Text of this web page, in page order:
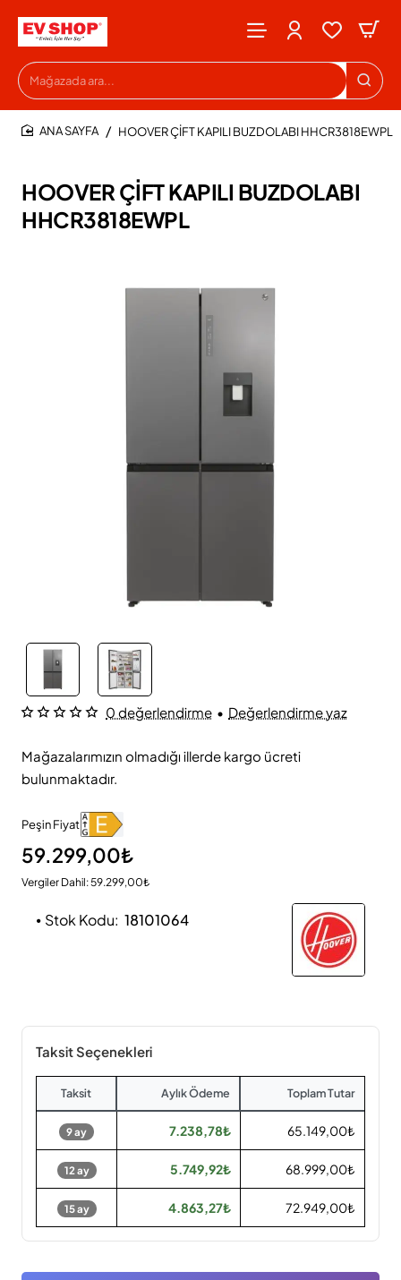
Mağazada
ara...
HOOVER ÇİFT KAPILI BUZDOLABI
HHCR3818EWPL
HOOVER ÇİFT KAPILI BUZDOLABI HHCR3818EWPL
Mağazalarımızın olmadığı illerde kargo ücreti
bulunmaktadır.
0 değerlendirme • Değerlendirme yaz
Peşin Fiyat
59.299,00₺
Vergiler Dahil: 59.299,00₺
Stok Kodu: 18101064
Taksit Seçenekleri
Taksit Aylık Ödeme Toplam Tutar
9 ay 7.238,78₺ 65.149,00₺
12 ay 5.749,92₺ 68.999,00₺
15 ay 4.863,27₺ 72.949,00₺